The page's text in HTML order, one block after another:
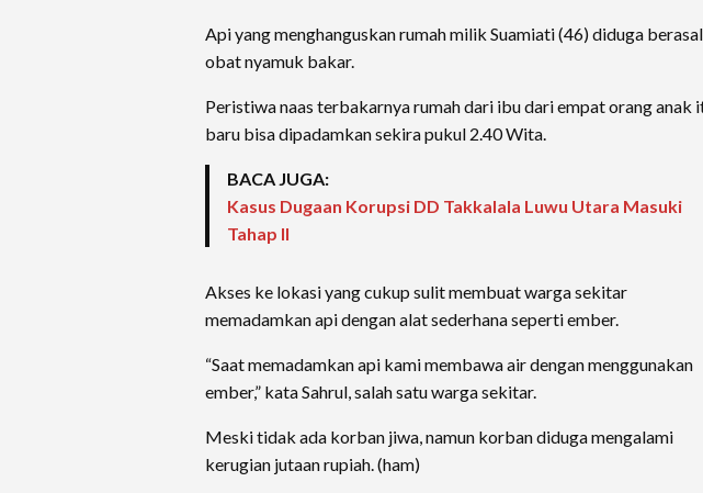
Api yang menghanguskan rumah milik Suamiati (46) diduga berasal
obat nyamuk bakar.
Peristiwa naas terbakarnya rumah dari ibu dari empat orang anak
baru bisa dipadamkan sekira pukul 2.40 Wita.
BACA JUGA:
Kasus Dugaan Korupsi DD Takkalala Luwu Utara Masuki
Tahap II
Akses ke lokasi yang cukup sulit membuat warga sekitar
memadamkan api dengan alat sederhana seperti ember.
“Saat memadamkan api kami membawa air dengan menggunakan
ember,” kata Sahrul, salah satu warga sekitar.
Meski tidak ada korban jiwa, namun korban diduga mengalami
kerugian jutaan rupiah. (ham)